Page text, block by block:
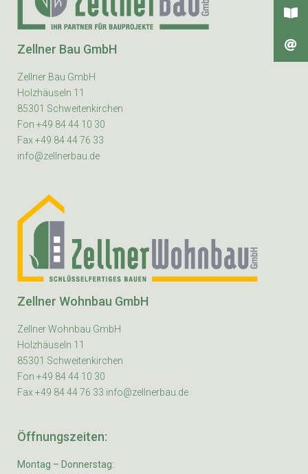
Zellner Bau GmbH
Zellner Bau GmbH
Holzhäuseln 11
85301 Schweitenkirchen
Fon +49 84 44 10 30
Fax +49 84 44 76 33
info@zellnerbau.de
Zellner Wohnbau GmbH
Zellner Wohnbau GmbH
Holzhäuseln 11
85301 Schweitenkirchen
Fon +49 84 44 10 30
Fax +49 84 44 76 33 info@zellnerbau.de
Öffnungszeiten:
Montag – Donnerstag: